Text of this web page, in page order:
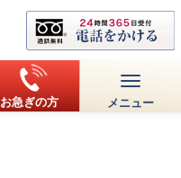
お急ぎの方 メニュー